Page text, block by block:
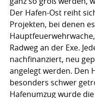
Der Hafen-Ost reiht
Projekten, bei denen
Radweg an der Exe.
nachfinanziert, neu
angelegt werden. Den
besonders schwer
Hafenumzug wurde